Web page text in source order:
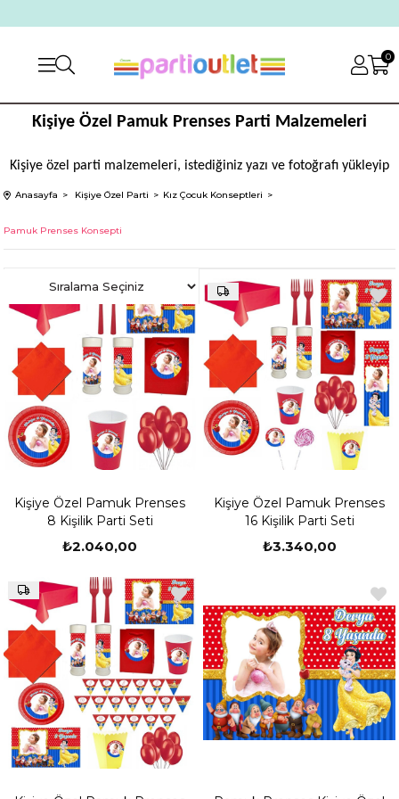
0
Kişiye Özel Pamuk Prenses Parti Malzemeleri
Kişiye özel parti malzemeleri, istediğiniz yazı ve fotoğrafı yükleyip
kutlamasını daha da özel hale getirebilirsiniz.
Son zamanların beğenilen tüm pamuk prenses temalı parti
malzemeleri sitemizin pamuk prenses parti malzemeleri kategorisi
Pamuk prenses kişiye özel doğum günü hazırlamak isteyen pek çok
kişi içerisinde balonların, masa örtüsü ve masa süslerinin, peçete ve
tabakların yer aldığı pamuk prenses temalı parti malzemeleri
kategorisini incelemektedir.
Kaliteli Ürün Seçenekleri Pamuk prenses kişiye özel doğum günü
hazırlamak isteyen kişiler sitemizin kategorileri arasında yer alan
pamuk prenses temalı parti malzemeleri üzerinden kolaylıkla
alışveriş yapmaktadır.
Kişiye Özel Pamuk Prenses Doğum Günü Süsleri
eğlencesini arttıracak malzemeler bulunmaktadır.
Pamuk prenses kişiye özel doğum günü ürünleri arasında yer alan
duvar süsleri,pamuk prenses Amerikan servisi,bardakve
Tüm ürünlere ulaşmak isteyen kişiler partioutlet.com adresini ziyaret
etmektedir.
Güvenilir ve Kaliteli Hizmet İle Pamuk Prenses Temalı Ürünler Kız
çocukları için hazırlanan en güzel doğum günü konseptlerinden biri
pamuk prenses temasıdır.
Balonlar; açılışların, kutlamaların ve organizasyonların
olmazsa olmazları arasındadır. Günümüzde çeşitleri
Anasayfa Kişiye Özel Parti Kız Çocuk Konseptleri
Pamuk Prenses Konsepti
Kişiye Özel Pamuk Prenses
8 Kişilik Parti Seti
₺2.040,00
Kişiye Özel Pamuk Prenses
16 Kişilik Parti Seti
₺3.340,00